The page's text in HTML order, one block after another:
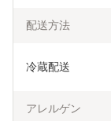
配送方法
冷蔵配送
アレルゲン